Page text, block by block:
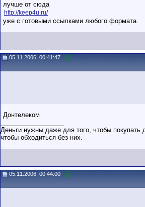
лучше от сюда
http://keep4u.ru/
уже с готовыми ссылками любого формата.
05.11.2006, 00:41:47
Донтелеком
Деньги нужны даже для того, чтобы покупать
чтобы обходиться без них.
05.11.2006, 00:44:00